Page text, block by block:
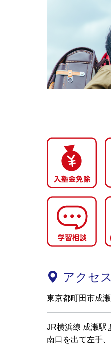
アクセス
東京都町田市成
JR横浜線 成瀬駅
南口を出て左手、